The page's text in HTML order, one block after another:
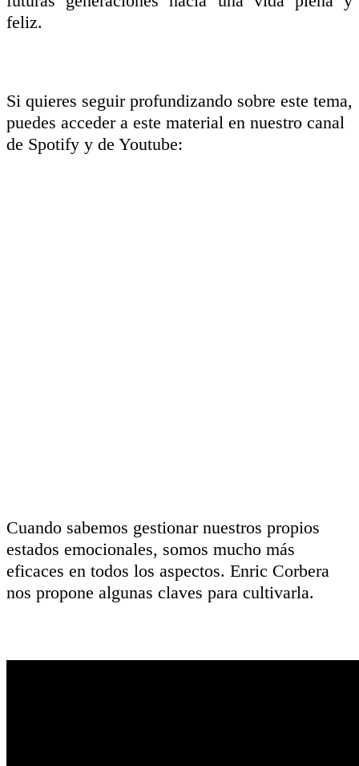
feliz.
Si quieres seguir profundizando sobre este tema,
puedes acceder a este material en nuestro canal
de Spotify y de Youtube:
Cuando sabemos gestionar nuestros propios
estados emocionales, somos mucho más
eficaces en todos los aspectos. Enric Corbera
nos propone algunas claves para cultivarla.